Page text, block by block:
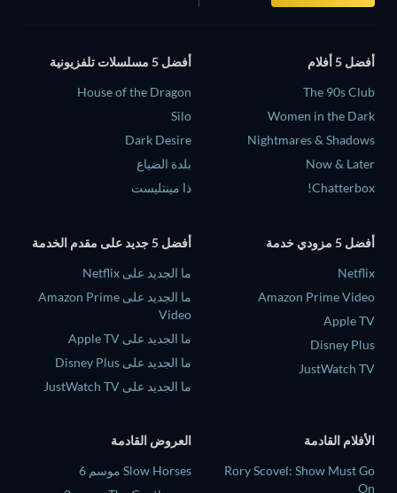
أفضل 5 أفلام
The 90s Club
Women in the Dark
Nightmares & Shadows
Now & Later
Chatterbox!
أفضل 5 مسلسلات تلفزيونية
House of the Dragon
Silo
Dark Desire
بلدة الضياع
ذا مينتليست
أفضل 5 مزودي خدمة
Netflix
Amazon Prime Video
Apple TV
Disney Plus
JustWatch TV
أفضل 5 جديد على مقدم الخدمة
ما الجديد على Netflix
ما الجديد على Amazon Prime
Video
ما الجديد على Apple TV
ما الجديد على Disney Plus
ما الجديد على JustWatch TV
الأفلام القادمة
Rory Scovel: Show Must Go
On
العروض القادمة
Slow Horses موسم 6